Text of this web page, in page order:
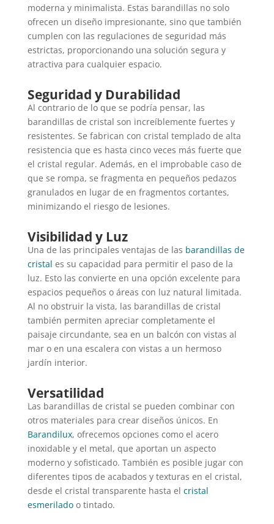
moderna y minimalista. Estas barandillas no solo
ofrecen un diseño impresionante, sino que también
cumplen con las regulaciones de seguridad más
estrictas, proporcionando una solución segura y
atractiva para cualquier espacio.
Seguridad y Durabilidad
Al contrario de lo que se podría pensar, las
barandillas de cristal son increíblemente fuertes y
resistentes. Se fabrican con cristal templado de alta
resistencia que es hasta cinco veces más fuerte que
el cristal regular. Además, en el improbable caso de
que se rompa, se fragmenta en pequeños pedazos
granulados en lugar de en fragmentos cortantes,
minimizando el riesgo de lesiones.
Visibilidad y Luz
Una de las principales ventajas de las barandillas de
cristal es su capacidad para permitir el paso de la
luz. Esto las convierte en una opción excelente para
espacios pequeños o áreas con luz natural limitada.
Al no obstruir la vista, las barandillas de cristal
también permiten apreciar completamente el
paisaje circundante, sea en un balcón con vistas al
mar o en una escalera con vistas a un hermoso
jardín interior.
Versatilidad
Las barandillas de cristal se pueden combinar con
otros materiales para crear diseños únicos. En
Barandilux, ofrecemos opciones como el acero
inoxidable y el metal, que aportan un aspecto
moderno y sofisticado. También es posible jugar con
diferentes tipos de acabados y texturas en el cristal,
desde el cristal transparente hasta el cristal
esmeriladoo tintado.